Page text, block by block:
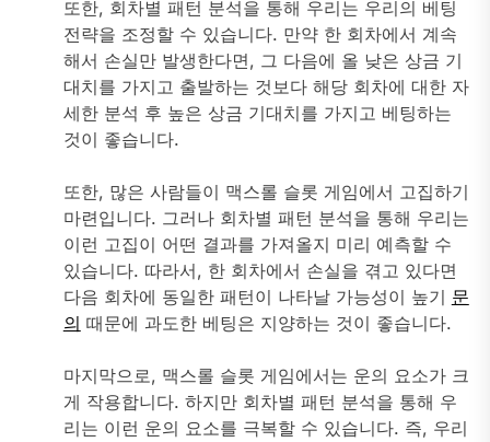
또한, 회차별 패턴 분석을 통해 우리는 우리의 베팅
전략을 조정할 수 있습니다. 만약 한 회차에서 계속
해서 손실만 발생한다면, 그 다음에 올 낮은 상금 기
대치를 가지고 출발하는 것보다 해당 회차에 대한 자
세한 분석 후 높은 상금 기대치를 가지고 베팅하는
것이 좋습니다.
또한, 많은 사람들이 맥스롤 슬롯 게임에서 고집하기
마련입니다. 그러나 회차별 패턴 분석을 통해 우리는
이런 고집이 어떤 결과를 가져올지 미리 예측할 수
있습니다. 따라서, 한 회차에서 손실을 겪고 있다면
다음 회차에 동일한 패턴이 나타날 가능성이 높기 문
의 때문에 과도한 베팅은 지양하는 것이 좋습니다.
마지막으로, 맥스롤 슬롯 게임에서는 운의 요소가 크
게 작용합니다. 하지만 회차별 패턴 분석을 통해 우
리는 이런 운의 요소를 극복할 수 있습니다. 즉, 우리